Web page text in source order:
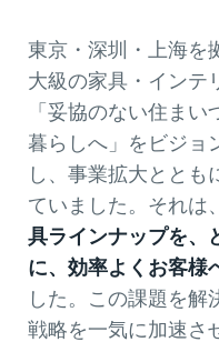
東京・深圳・上海を
大級の家具・インテ
「妥協のない住ま
暮らしへ」をビジョ
し、事業拡大ととも
ていました。それは
具ラインナップを、
に、効率よくお客様
した。この課題を解
戦略を一気に加速さ